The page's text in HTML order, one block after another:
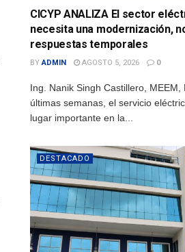
CICYP ANALIZA El sector
necesita una modernización,
respuestas temporales
BY ADMIN AGOSTO 5, 2026 0
Ing. Nanik Singh Castillero, MEEM,
últimas semanas, el servicio
lugar importante en la...
DESTACADO